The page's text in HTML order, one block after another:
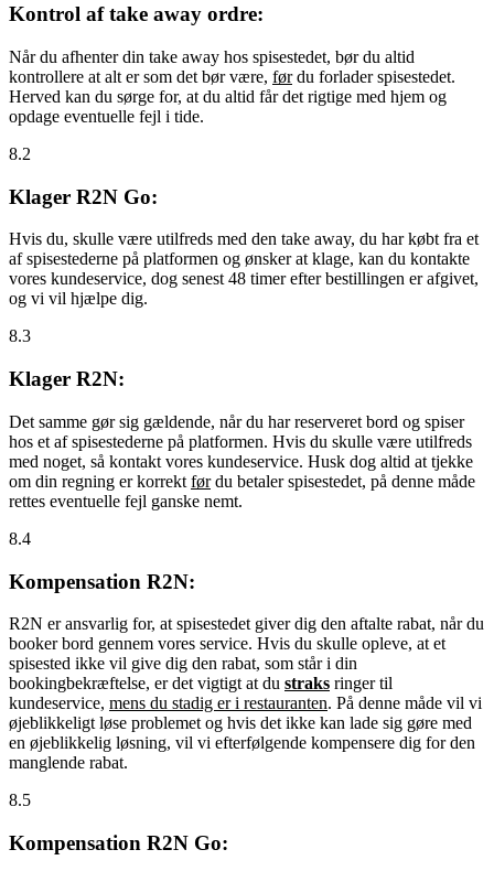
Kontrol af take away ordre:
Når du afhenter din take away hos spisestedet, bør du altid
kontrollere at alt er som det bør være, førdu forlader spisestedet.
Herved kan du sørge for, at du altid får det rigtige med hjem og
opdage eventuelle fejl i tide.
8.2
Klager R2N Go:
Hvis du, skulle være utilfreds med den take away, du har købt fra et
af spisestederne på platformen og ønsker at klage, kan du kontakte
vores kundeservice, dog senest 48 timer efter bestillingen er afgivet,
og vi vil hjælpe dig.
8.3
Klager R2N:
Det samme gør sig gældende, når du har reserveret bord og spiser
hos et af spisestederne på platformen. Hvis du skulle være utilfreds
med noget, så kontakt vores kundeservice. Husk dog altid at tjekke
om din regning er korrekt førdu betaler spisestedet, på denne måde
rettes eventuelle fejl ganske nemt.
8.4
Kompensation R2N:
R2N er ansvarlig for, at spisestedet giver dig den aftalte rabat, når du
booker bord gennem vores service. Hvis du skulle opleve, at et
spisested ikke vil give dig den rabat, som står i din
bookingbekræftelse, er det vigtigt at du straks ringer til
kundeservice, mens du stadig er i restauranten. På denne måde vil vi
øjeblikkeligt løse problemet og hvis det ikke kan lade sig gøre med
en øjeblikkelig løsning, vil vi efterfølgende kompensere dig for den
manglende rabat.
8.5
Kompensation R2N Go: